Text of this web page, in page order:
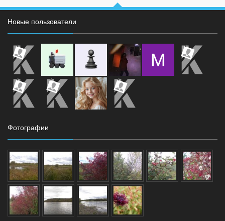
Новые пользователи
Фотографии